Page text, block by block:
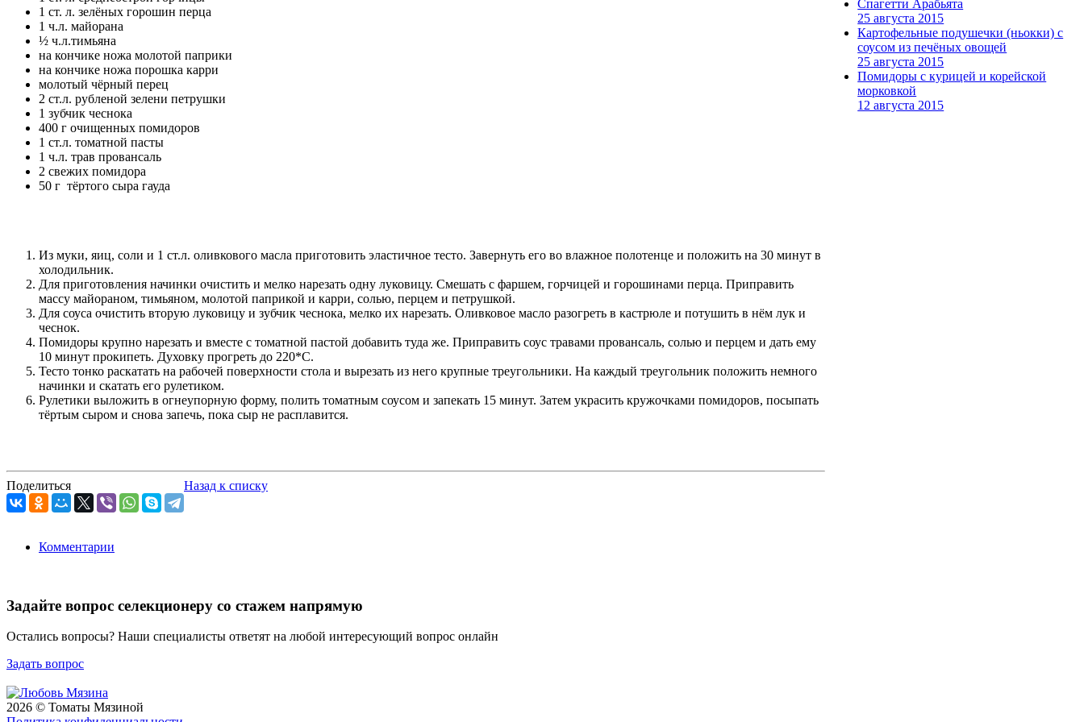
1 ст. л. зелёных горошин перца
1 ч.л. майорана
½ ч.л.тимьяна
на кончике ножа молотой паприки
на кончике ножа порошка карри
молотый чёрный перец
2 ст.л. рубленой зелени петрушки
1 зубчик чеснока
400 г очищенных помидоров
1 ст.л. томатной пасты
1 ч.л. трав провансаль
2 свежих помидора
50 г тёртого сыра гауда
Из муки, яиц, соли и 1 ст.л. оливкового масла приготовить эластичное тесто. Завернуть его во влажное полотенце и положить на 30 минут в
холодильник.
Для приготовления начинки очистить и мелко нарезать одну луковицу. Смешать с фаршем, горчицей и горошинами перца. Приправить
массу майораном, тимьяном, молотой паприкой и карри, солью, перцем и петрушкой.
Для соуса очистить вторую луковицу и зубчик чеснока, мелко их нарезать. Оливковое масло разогреть в кастрюле и потушить в нём лук и
чеснок.
Помидоры крупно нарезать и вместе с томатной пастой добавить туда же. Приправить соус травами провансаль, солью и перцем и дать ему
10 минут прокипеть. Духовку прогреть до 220*С.
Тесто тонко раскатать на рабочей поверхности стола и вырезать из него крупные треугольники. На каждый треугольник положить немного
начинки и скатать его рулетиком.
Рулетики выложить в огнеупорную форму, полить томатным соусом и запекать 15 минут. Затем украсить кружочками помидоров, посыпать
тёртым сыром и снова запечь, пока сыр не расплавится.
Поделиться Назад к списку
Комментарии
Задайте вопрос селекционеру со стажем напрямую
Остались вопросы? Наши специалисты ответят на любой интересующий вопрос онлайн
Задать вопрос
Спагетти Арабьята
25 августа 2015
Картофельные подушечки (ньокки) с
соусом из печёных овощей
25 августа 2015
Помидоры с курицей и корейской
морковкой
12 августа 2015
2026 © Томаты Мязиной